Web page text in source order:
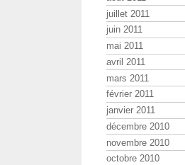
juillet 2011
juin 2011
mai 2011
avril 2011
mars 2011
février 2011
janvier 2011
décembre 2010
novembre 2010
octobre 2010